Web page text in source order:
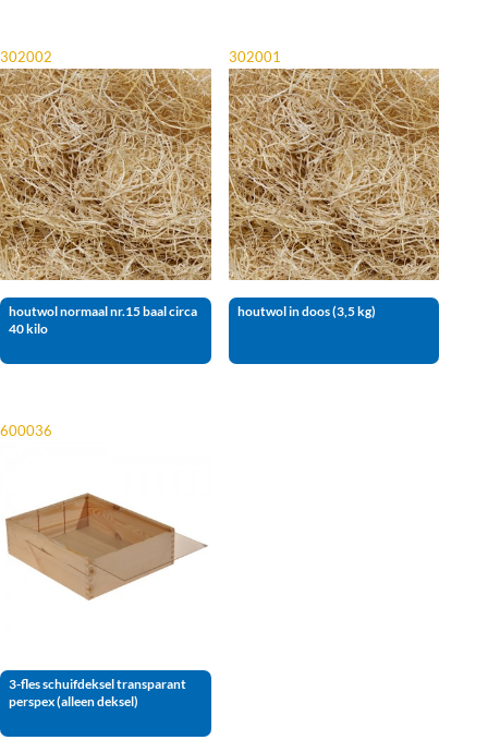
302002
houtwol normaal nr.15 baal circa
40 kilo
302001
houtwol in doos (3,5 kg)
600036
3-fles schuifdeksel transparant
perspex (alleen deksel)